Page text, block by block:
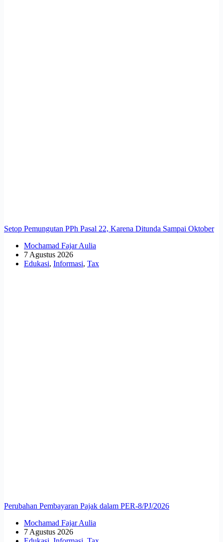
Setop Pemungutan PPh Pasal 22, Karena Ditunda Sampai Oktober
Mochamad Fajar Aulia
7 Agustus 2026
Edukasi, Informasi, Tax
Perubahan Pembayaran Pajak dalam PER-8/PJ/2026
Mochamad Fajar Aulia
7 Agustus 2026